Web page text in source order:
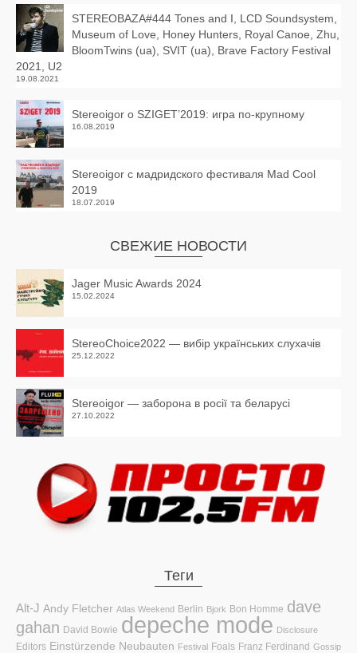
STEREOBAZA#444 Tones and I, LCD Soundsystem,
Museum of Love, Honey Hunters, Royal Canoe, Zhu,
BloomTwins (ua), SVIT (ua), Brave Factory Festival
2021, U2
19.08.2021
Stereoigor о SZIGET’2019: игра по-крупному
16.08.2019
Stereoigor с мадридского фестиваля Mad Cool
2019
18.07.2019
СВЕЖИЕ НОВОСТИ
Jager Music Awards 2024
15.02.2024
StereoChoice2022 — вибір українських слухачів
25.12.2022
Stereoigor — заборона в росії та беларусі
27.10.2022
Теги
Alt-J Andy Fletcher Atlas Weekend Berlin Bjork Bon Homme dave
gahan David Bowie depeche mode Disclosure
Editors Einstürzende Neubauten Festival Foals Franz Ferdinand Gossip